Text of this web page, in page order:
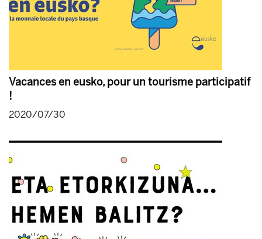
Vacances en eusko, pour un tourisme participatif
!
2020/07/30